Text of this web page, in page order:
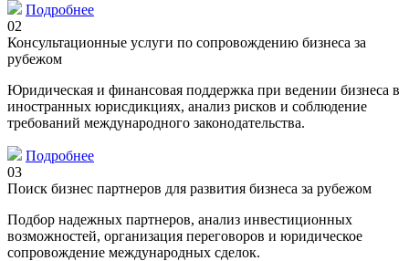
Подробнее
02
Консультационные услуги по сопровождению бизнеса за
рубежом
Юридическая и финансовая поддержка при ведении бизнеса в
иностранных юрисдикциях, анализ рисков и соблюдение
требований международного законодательства.
Подробнее
03
Поиск бизнес партнеров для развития бизнеса за рубежом
Подбор надежных партнеров, анализ инвестиционных
возможностей, организация переговоров и юридическое
сопровождение международных сделок.